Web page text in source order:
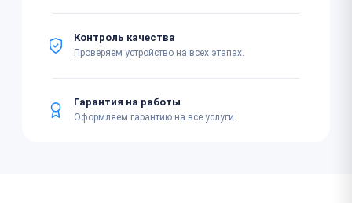
Контроль качества
Проверяем устройство на всех этапах.
Гарантия на работы
Оформляем гарантию на все услуги.